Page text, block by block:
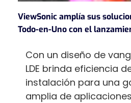
ViewSonic amplía sus
Todo-en-Uno con el
Con un diseño de
LDE brinda eficiencia
instalación para una
amplia de